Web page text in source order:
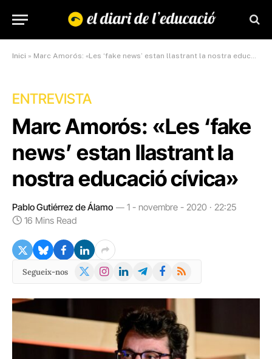
Inici » Marc Amorós: «Les ‘fake news’ estan llastrant la nostra educació cívica»
ENTREVISTA
Marc Amorós: «Les ‘fake
news’ estan llastrant la
nostra educació cívica»
Pablo Gutiérrez de Álamo
1 - novembre - 2020 · 22:25
16 Mins Read
Segueix-nos
X
Instagram
LinkedInTelegramFacebook
RSS